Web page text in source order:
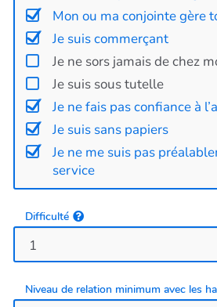
Mon ou ma conjointe gère
Je suis commerçant
Je ne sors jamais de chez
Je suis sous tutelle
Je ne fais pas confiance à
Je suis sans papiers
Je ne me suis pas
service
Difficulté
Niveau de relation minimum avec les